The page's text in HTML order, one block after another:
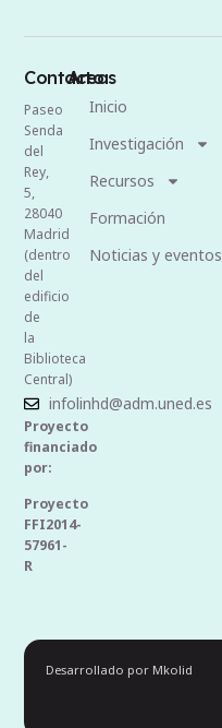
Contacto
Paseo
Senda
del
Rey,
5,
28040
Madrid
(dentro
del
edificio
de
la
Biblioteca
Central)
infolinhd@adm.uned.es
Proyecto
financiado
por:
Proyecto
FFI2014-
57961-
R
Areas
Inicio
Investigación
Recursos
Formación
Noticias y eventos
Desarrollado por Mkolid